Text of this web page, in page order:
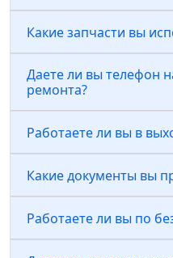
Какие запчасти вы
Даете ли вы телефон
ремонта?
Работаете ли вы в
Какие документы вы
Работаете ли вы по